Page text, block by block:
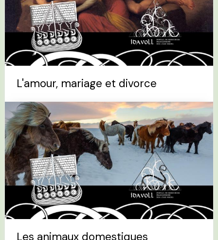
L'amour, mariage et divorce
Les animaux domestiques